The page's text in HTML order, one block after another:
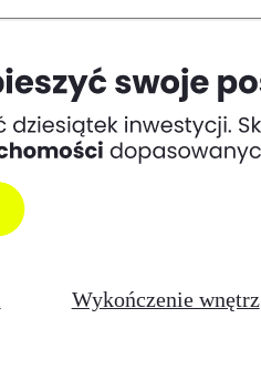
Wykończenie wnętrz